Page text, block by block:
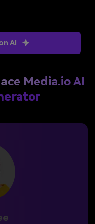
AI
Media.io AI